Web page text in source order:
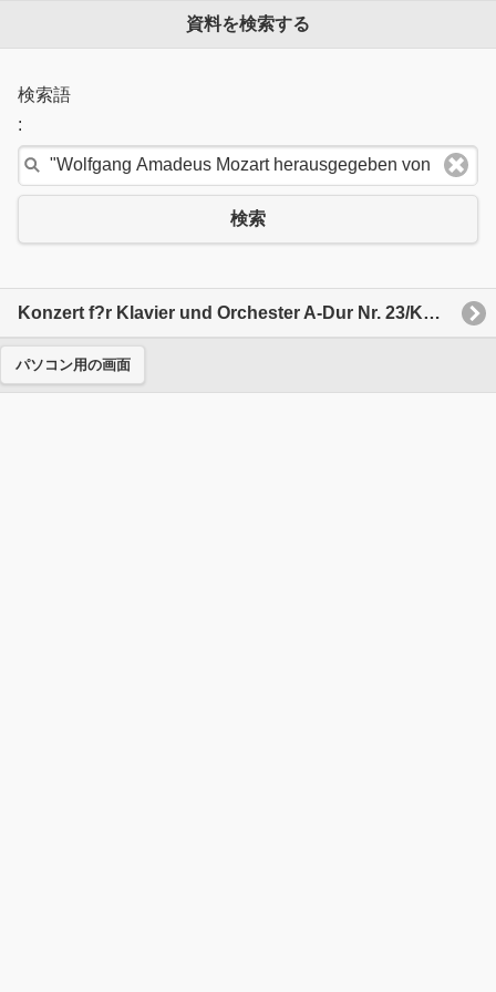
資料を検索する
検索語
:
検索
Konzert f?r Klavier und Orchester A-Dur Nr. 23/KV 488
パソコン用の画面